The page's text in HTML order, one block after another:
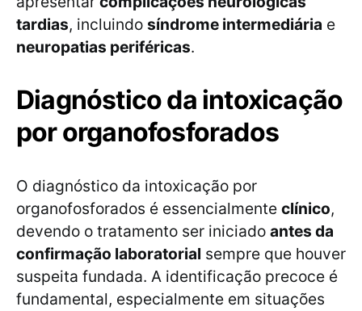
tardias, incluindo síndrome intermediária e
neuropatias periféricas.
Diagnóstico da intoxicação
por organofosforados
O diagnóstico da intoxicação por
organofosforados é essencialmente clínico,
devendo o tratamento ser iniciado antes da
confirmação laboratorial sempre que houver
suspeita fundada. A identificação precoce é
fundamental, especialmente em situações